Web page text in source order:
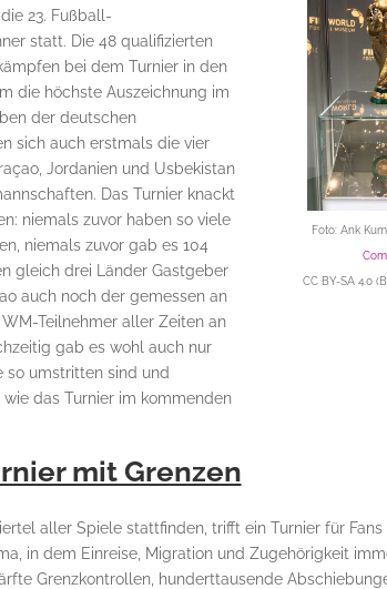
23. Fußball-
statt. Die 48 qualifizierten
bei dem Turnier in den
die höchste Auszeichnung im
der deutschen
sich auch erstmals die vier
Jordanien und Usbekistan
Das Turnier knackt
niemals zuvor haben so viele
niemals zuvor gab es 104
gleich drei Länder Gastgeber
auch noch der gemessen an
Teilnehmer aller Zeiten an
gab es wohl auch nur
so umstritten sind und
das Turnier im kommenden
Foto: Ank
CC BY-SA 4.0
mit Grenzen
aller Spiele stattfinden, trifft ein Turnier für
in dem Einreise, Migration und Zugehörigkeit
Grenzkontrollen, hunderttausende